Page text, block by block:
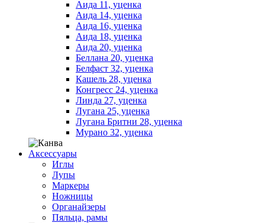
Аида 11, уценка
Аида 14, уценка
Аида 16, уценка
Аида 18, уценка
Аида 20, уценка
Беллана 20, уценка
Белфаст 32, уценка
Кашель 28, уценка
Конгресс 24, уценка
Линда 27, уценка
Лугана 25, уценка
Лугана Бритни 28, уценка
Мурано 32, уценка
Аксессуары
Иглы
Лупы
Маркеры
Ножницы
Органайзеры
Пяльца, рамы